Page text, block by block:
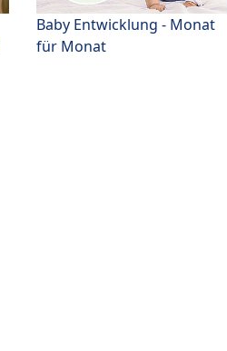
Baby Entwicklung - Monat
für Monat